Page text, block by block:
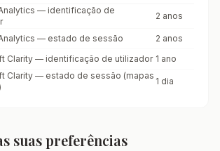
— identificação de
2 anos
— estado de sessão 2 anos
Clarity — identificação de utilizador 1 ano
Clarity — estado de sessão (mapas
1 dia
suas preferências